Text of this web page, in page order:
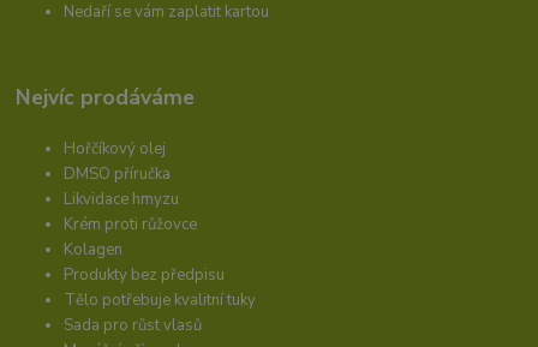
Nedaří se vám zaplatit kartou
Nejvíc prodáváme
Hořčíkový olej
DMSO příručka
Likvidace hmyzu
Krém proti růžovce
Kolagen
Produkty bez předpisu
Tělo potřebuje kvalitní tuky
Sada pro růst vlasů